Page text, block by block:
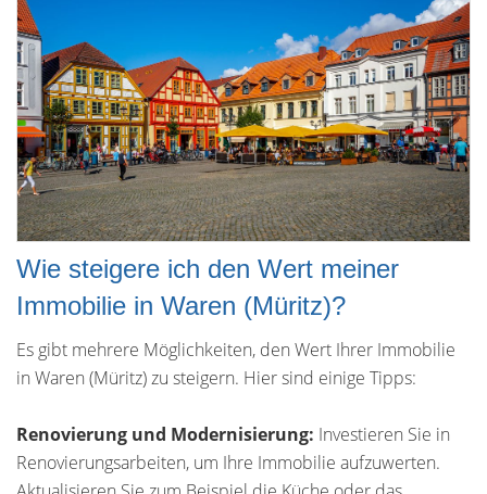
Wie steigere ich den Wert meiner
Immobilie in Waren (Müritz)?
Es gibt mehrere Möglichkeiten, den Wert Ihrer Immobilie
in Waren (Müritz) zu steigern. Hier sind einige Tipps:
Renovierung und Modernisierung: Investieren Sie in
Renovierungsarbeiten, um Ihre Immobilie aufzuwerten.